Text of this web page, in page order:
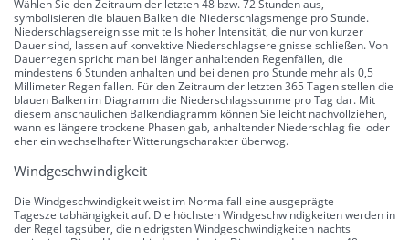
Wählen Sie den Zeitraum der letzten 48 bzw. 72 Stunden aus,
symbolisieren die blauen Balken die Niederschlagsmenge pro Stunde.
Niederschlagsereignisse mit teils hoher Intensität, die nur von kurzer
Dauer sind, lassen auf konvektive Niederschlagsereignisse schließen. Von
Dauerregen spricht man bei länger anhaltenden Regenfällen, die
mindestens 6 Stunden anhalten und bei denen pro Stunde mehr als 0,5
Millimeter Regen fallen. Für den Zeitraum der letzten 365 Tagen stellen die
blauen Balken im Diagramm die Niederschlagssumme pro Tag dar. Mit
diesem anschaulichen Balkendiagramm können Sie leicht nachvollziehen,
wann es längere trockene Phasen gab, anhaltender Niederschlag fiel oder
eher ein wechselhafter Witterungscharakter überwog.
Windgeschwindigkeit
Die Windgeschwindigkeit weist im Normalfall eine ausgeprägte
Tageszeitabhängigkeit auf. Die höchsten Windgeschwindigkeiten werden in
der Regel tagsüber, die niedrigsten Windgeschwindigkeiten nachts